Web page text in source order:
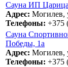
Сауна ИП
Адрес: Могилев,
Телефоны: +375
Сауна
Победы, 1а
Адрес: Могилев,
Телефоны: +375